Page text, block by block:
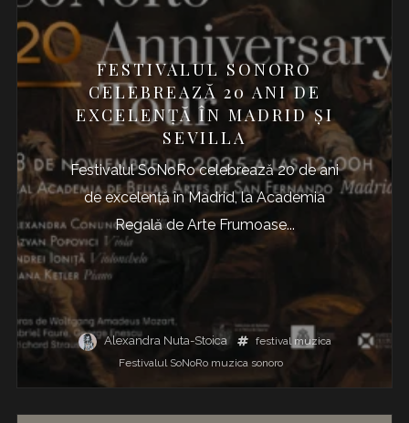
FESTIVALUL SONORO
CELEBREAZĂ 20 ANI DE
EXCELENȚĂ ÎN MADRID ȘI
SEVILLA
Festivalul SoNoRo celebrează 20 de ani
de excelență în Madrid, la Academia
Regală de Arte Frumoase...
Alexandra Nuta-Stoica
festival muzica
Festivalul SoNoRo muzica sonoro